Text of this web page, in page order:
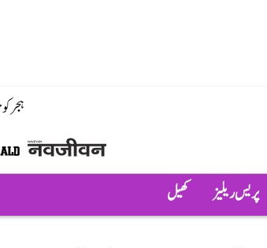
ہجر
پریس ریلیز کھیل